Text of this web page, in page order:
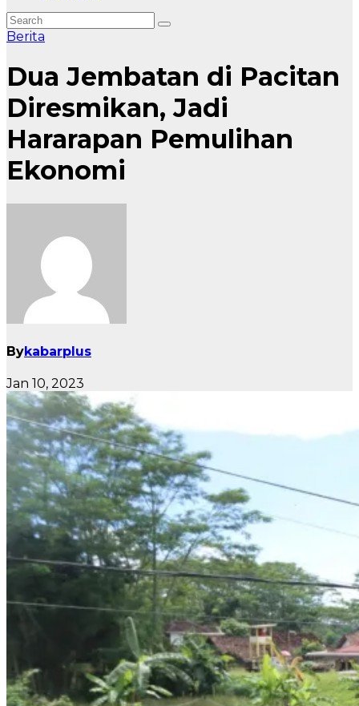
Berita
Dua Jembatan di Pacitan
Diresmikan, Jadi
Hararapan Pemulihan
Ekonomi
Bykabarplus
Jan 10, 2023